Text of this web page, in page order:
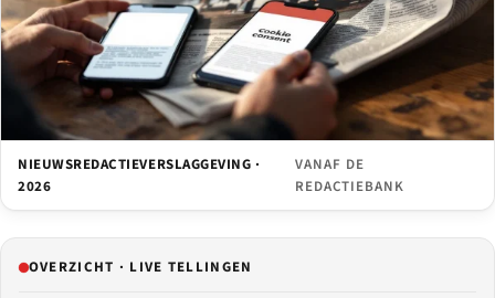
NIEUWSREDACTIEVERSLAGGEVING ·
2026
VANAF DE
REDACTIEBANK
OVERZICHT · LIVE TELLINGEN